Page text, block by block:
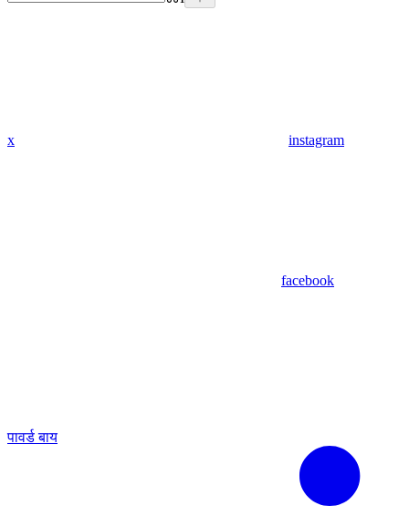
x instagram
facebook
पावर्ड बाय